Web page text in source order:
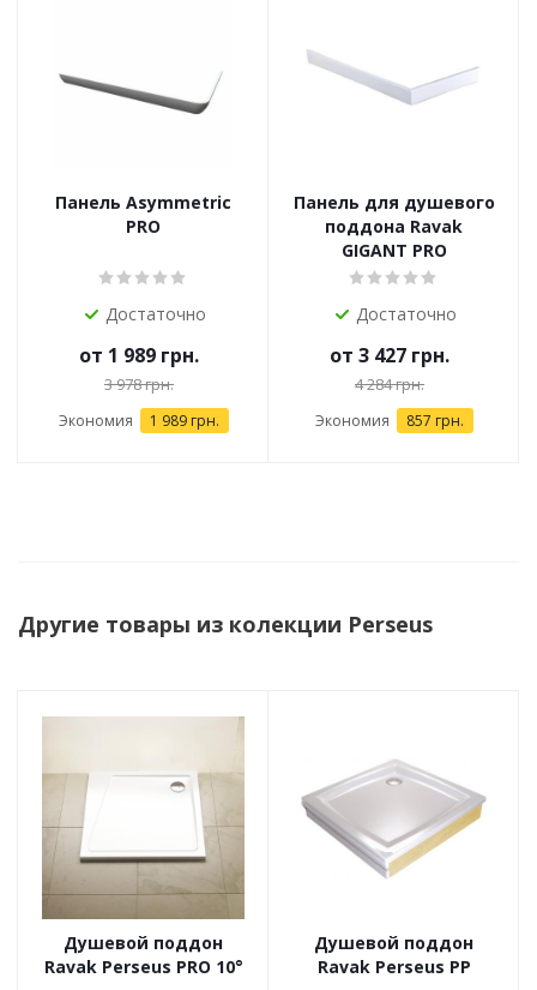
Панель Asymmetric
PRO
Достаточно
от 1 989 грн.
3 978 грн.
Экономия 1 989 грн.
Панель для душевого
поддона Ravak
GIGANT PRO
Достаточно
от 3 427 грн.
4 284 грн.
Экономия 857 грн.
Другие товары из колекции Perseus
Душевой поддон
Ravak Perseus PRO 10°
Душевой поддон
Ravak Perseus PP